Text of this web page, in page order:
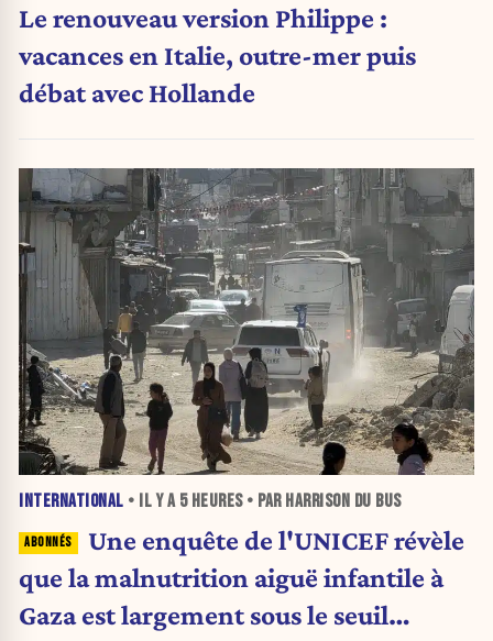
Le renouveau version Philippe :
vacances en Italie, outre-mer puis
débat avec Hollande
INTERNATIONAL • IL Y A 5 HEURES• PAR HARRISON DU BUS
Une enquête de l'UNICEF révèle
que la malnutrition aiguë infantile à
Gaza est largement sous le seuil